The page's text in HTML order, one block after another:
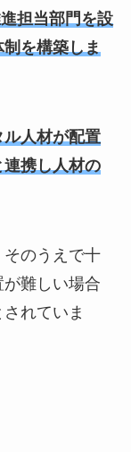
担当部門を設
を構築しま
人材が配置
携し人材の
そのうえで十
難しい場合
れていま